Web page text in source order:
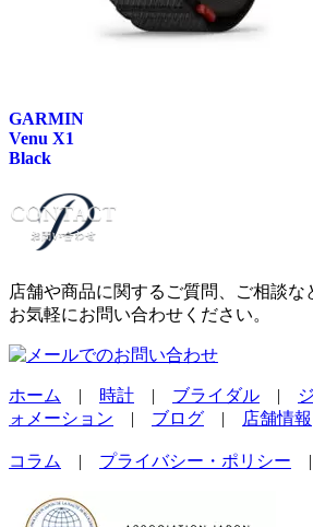
GARMIN
Venu X1
Black
店舗や商品に関するご質問、ご相談な
お気軽にお問い合わせください。
ホーム | 時計 | ブライダル |
ォメーション | ブログ | 店舗情報
コラム | プライバシー・ポリシー